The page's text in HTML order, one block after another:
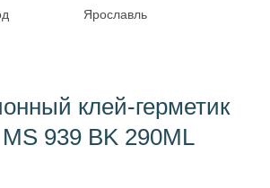
Ярославль
клей-герметик
939 BK 290ML